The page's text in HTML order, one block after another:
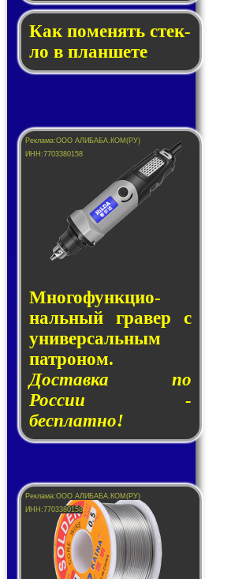
Как по­ме­нять стек­
ло в планшете
Много­функ­цио­
наль­ный гра­вер с
уни­вер­саль­ным
пат­ро­ном.
Доставка по
России -
бесплатно!